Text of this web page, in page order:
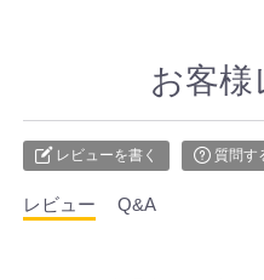
お客様
レビューを書く 質問す
レビュー Q&A